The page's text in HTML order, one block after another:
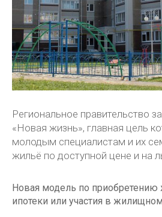
Региональное правительство
«Новая жизнь», главная цель
молодым специалистам и их
жильё по доступной цене и на
Новая модель по приобретению
ипотеки или участия в